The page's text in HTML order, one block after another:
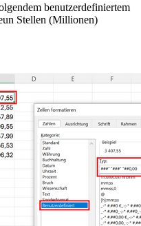
benutzerdefiniertem
Stellen (Millionen)